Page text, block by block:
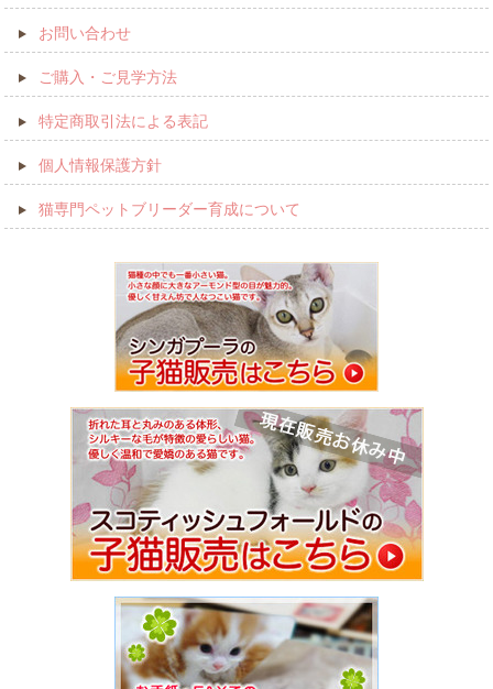
お問い合わせ
ご購入・ご見学方法
特定商取引法による表記
個人情報保護方針
猫専門ペットブリーダー育成について